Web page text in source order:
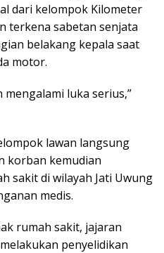
dari kelompok Kilometer
terkena sabetan senjata
belakang kepala saat
motor.
luka serius,”
lawan langsung
korban kemudian
sakit di wilayah Jati Uwung
medis.
rumah sakit, jajaran
penyelidikan